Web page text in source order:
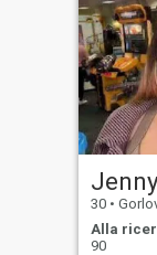
30 •
Alla
90